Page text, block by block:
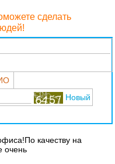
сделать
Новый
качеству на
очень